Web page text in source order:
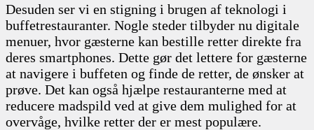
Desuden ser vi en stigning i brugen af teknologi i
buffetrestauranter. Nogle steder tilbyder nu digitale
menuer, hvor gæsterne kan bestille retter direkte fra
deres smartphones. Dette gør det lettere for gæsterne
at navigere i buffeten og finde de retter, de ønsker at
prøve. Det kan også hjælpe restauranterne med at
reducere madspild ved at give dem mulighed for at
overvåge, hvilke retter der er mest populære.